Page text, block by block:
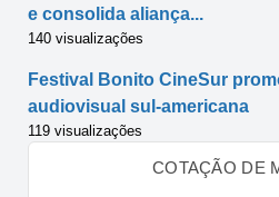
e consolida aliança...
140 visualizações
Festival Bonito CineSur
audiovisual sul-americana
119 visualizações
COTAÇÃO DE